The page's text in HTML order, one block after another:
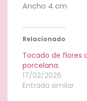
Ancho 4 cm
Relacionado
Tocado de flores
porcelana.
17/02/2026
Entrada similar